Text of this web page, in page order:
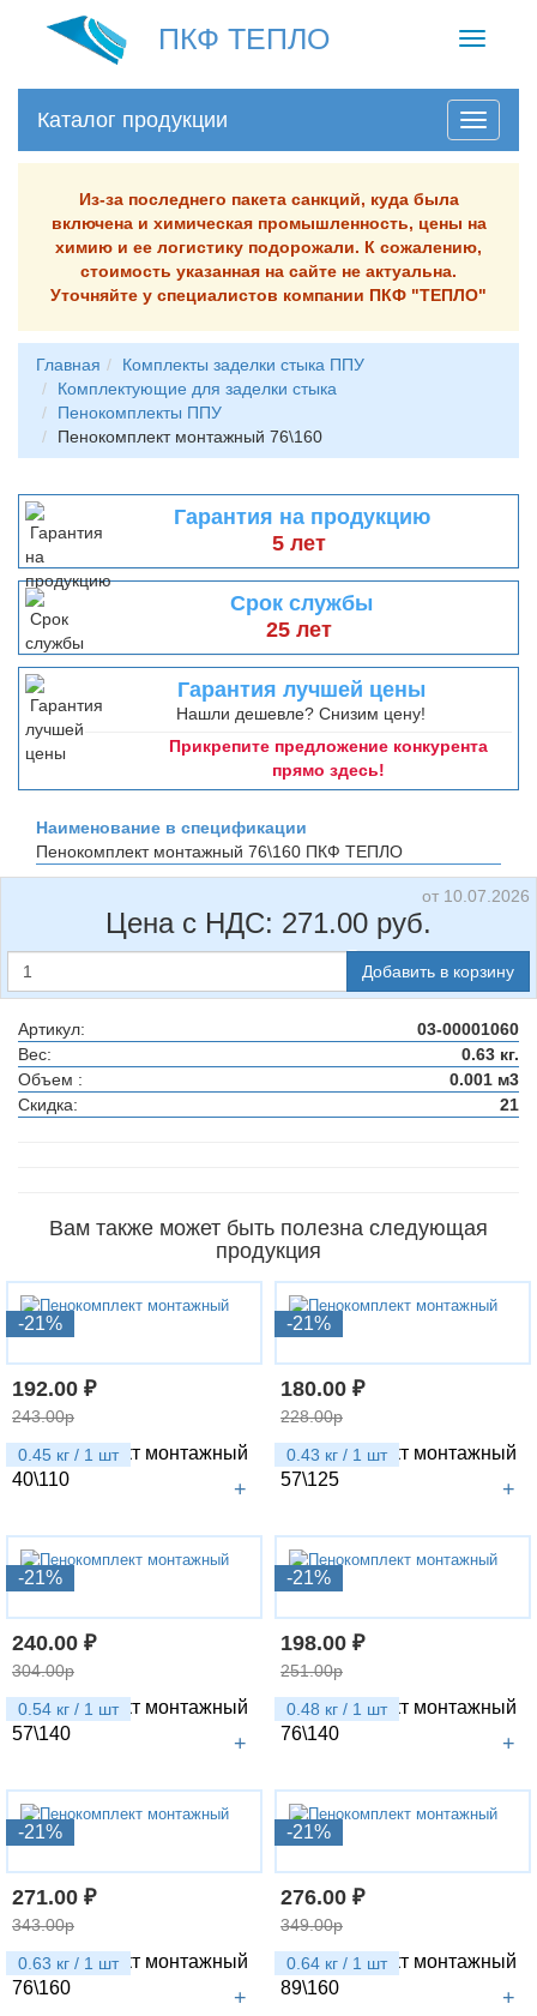
ПКФ ТЕПЛО
Toggle
Каталог продукции
Из-за последнего пакета санкций, куда была
включена и химическая промышленность, цены на
химию и ее логистику подорожали. К сожалению,
стоимость указанная на сайте не актуальна.
Уточняйте у специалистов компании ПКФ "ТЕПЛО"
Главная
Комплекты заделки стыка ППУ
Комплектующие для заделки стыка
Пенокомплекты ППУ
Пенокомплект монтажный 76\160
Гарантия на продукцию
5 лет
Срок службы
25 лет
Гарантия лучшей цены
Нашли дешевле? Снизим цену!
Прикрепите предложение конкурента
прямо здесь!
Наименование в спецификации
Пенокомплект монтажный 76\160 ПКФ ТЕПЛО
от 10.07.2026
Цена с НДС: 271.00 руб.
Добавить в корзину
Артикул:
03-00001060
Вес:
0.63 кг.
Объем :
0.001 м3
Скидка:
21
Вам также может быть полезна следующая
продукция
-21%
0.45 кг / 1 шт
192.00 ₽
+
243.00р
Пенокомплект монтажный
40\110
-21%
0.43 кг / 1 шт
180.00 ₽
+
228.00р
Пенокомплект монтажный
57\125
-21%
0.54 кг / 1 шт
240.00 ₽
+
304.00р
Пенокомплект монтажный
57\140
-21%
0.48 кг / 1 шт
198.00 ₽
+
251.00р
Пенокомплект монтажный
76\140
-21%
0.63 кг / 1 шт
271.00 ₽
+
343.00р
Пенокомплект монтажный
76\160
-21%
0.64 кг / 1 шт
276.00 ₽
+
349.00р
Пенокомплект монтажный
89\160